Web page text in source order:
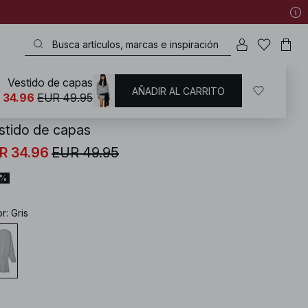
/ Vestidos / Vestidos de noche / Sweatshirt Dresses
de capas
34.96 EUR 49.95
: Gris
Vestido de capas
34.96 EUR 49.95 AÑADIR AL CARRITO